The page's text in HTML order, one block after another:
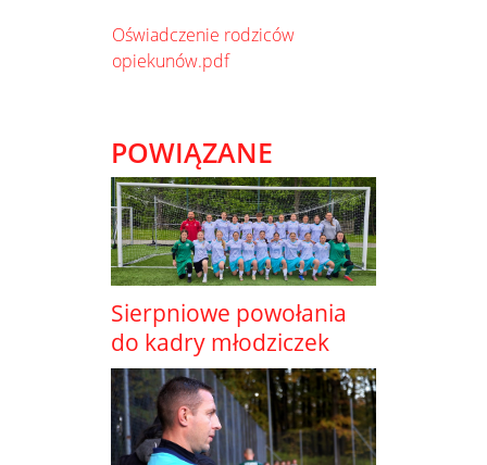
Oświadczenie rodziców
opiekunów.pdf
POWIĄZANE
Sierpniowe powołania
do kadry młodziczek